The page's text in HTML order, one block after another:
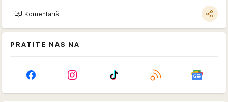
Komentariši
PRATITE NAS NA